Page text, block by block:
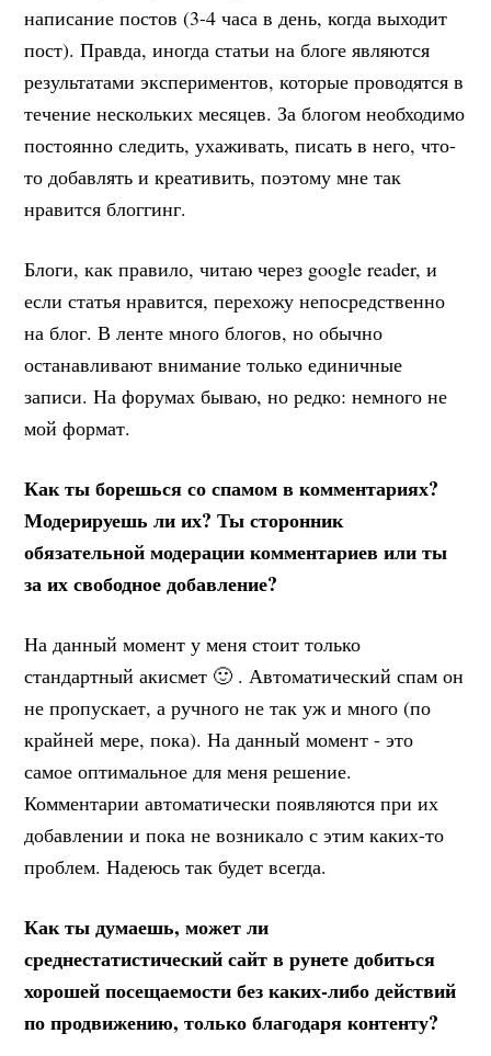
написание постов (3-4 часа в день, когда выходит
пост). Правда, иногда статьи на блоге являются
результатами экспериментов, которые проводятся в
течение нескольких месяцев. За блогом необходимо
постоянно следить, ухаживать, писать в него, что-
то добавлять и креативить, поэтому мне так
нравится блоггинг.
Блоги, как правило, читаю через google reader, и
если статья нравится, перехожу непосредственно
на блог. В ленте много блогов, но обычно
останавливают внимание только единичные
записи. На форумах бываю, но редко: немного не
мой формат.
Как ты борешься со спамом в комментариях?
Модерируешь ли их? Ты сторонник
обязательной модерации комментариев или ты
за их свободное добавление?
На данный момент у меня стоит только
стандартный акисмет 🙂 . Автоматический спам он
не пропускает, а ручного не так уж и много (по
крайней мере, пока). На данный момент - это
самое оптимальное для меня решение.
Комментарии автоматически появляются при их
добавлении и пока не возникало с этим каких-то
проблем. Надеюсь так будет всегда.
Как ты думаешь, может ли
среднестатистический сайт в рунете добиться
хорошей посещаемости без каких-либо действий
по продвижению, только благодаря контенту?